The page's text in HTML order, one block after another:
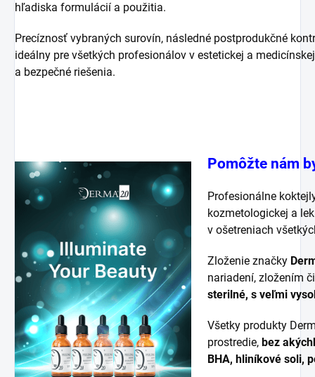
hľadiska formulácií a použitia.
Precíznosť vybraných surovín, následné postprodukčné
ideálny pre všetkých profesionálov v estetickej a
a bezpečné riešenia.
Pomôžte nám
Profesionálne
kozmetologickej a
v ošetreniach
Zloženie značky
nariadení, zložením
sterilné, s veľmi
Všetky produkty
prostredie, bez
BHA, hliníkové soli,